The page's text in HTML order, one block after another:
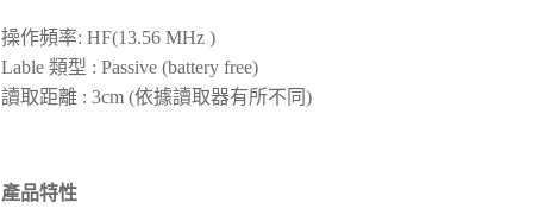
操作頻率: HF(13.56 MHz )
Lable 類型 : Passive (battery free)
讀取距離 : 3cm (依據讀取器有所不同)
產品特性